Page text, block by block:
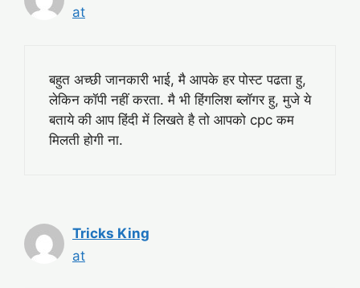
at
बहुत अच्छी जानकारी भाई, मै आपके हर पोस्ट पढता हु,
लेकिन कॉपी नहीं करता. मै भी हिंगलिश ब्लॉगर हु, मुजे ये
बताये की आप हिंदी में लिखते है तो आपको cpc कम
मिलती होगी ना.
Tricks King
at